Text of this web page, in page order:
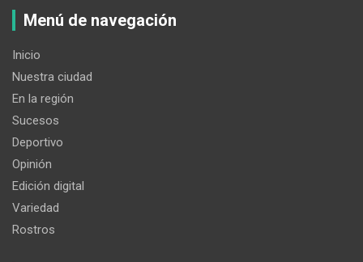
Menú de navegación
Inicio
Nuestra ciudad
En la región
Sucesos
Deportivo
Opinión
Edición digital
Variedad
Rostros